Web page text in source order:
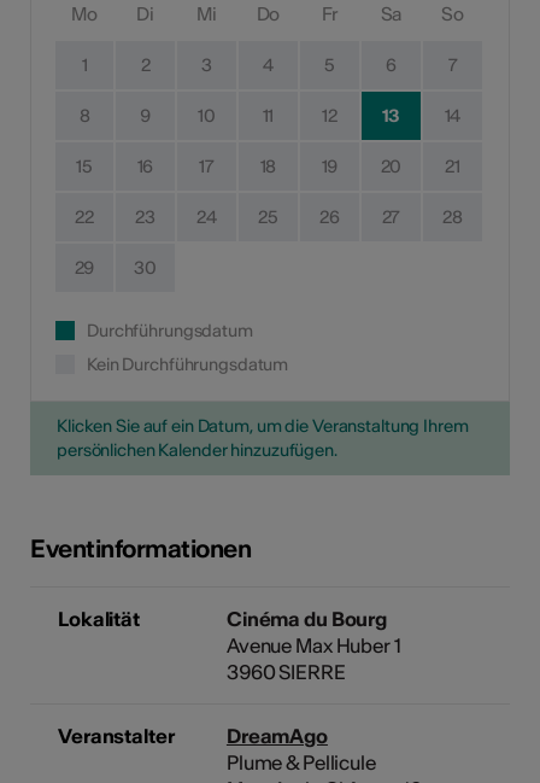
Mo Di Mi Do Fr Sa So
1 2 3 4 5 6 7
8 9 10 11 12 13 14
15 16 17 18 19 20 21
22 23 24 25 26 27 28
29 30
Durchführungsdatum
Kein Durchführungsdatum
Klicken Sie auf ein Datum, um die Veranstaltung Ihrem
persönlichen Kalender hinzuzufügen.
Eventinformationen
Lokalität
Cinéma du Bourg
Avenue Max Huber 1
3960 SIERRE
Veranstalter
DreamAgo
Plume & Pellicule